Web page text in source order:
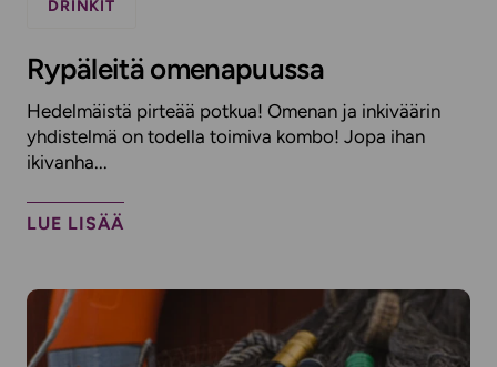
DRINKIT
Rypäleitä omenapuussa
Hedelmäistä pirteää potkua! Omenan ja inkiväärin
yhdistelmä on todella toimiva kombo! Jopa ihan
ikivanha...
LUE LISÄÄ